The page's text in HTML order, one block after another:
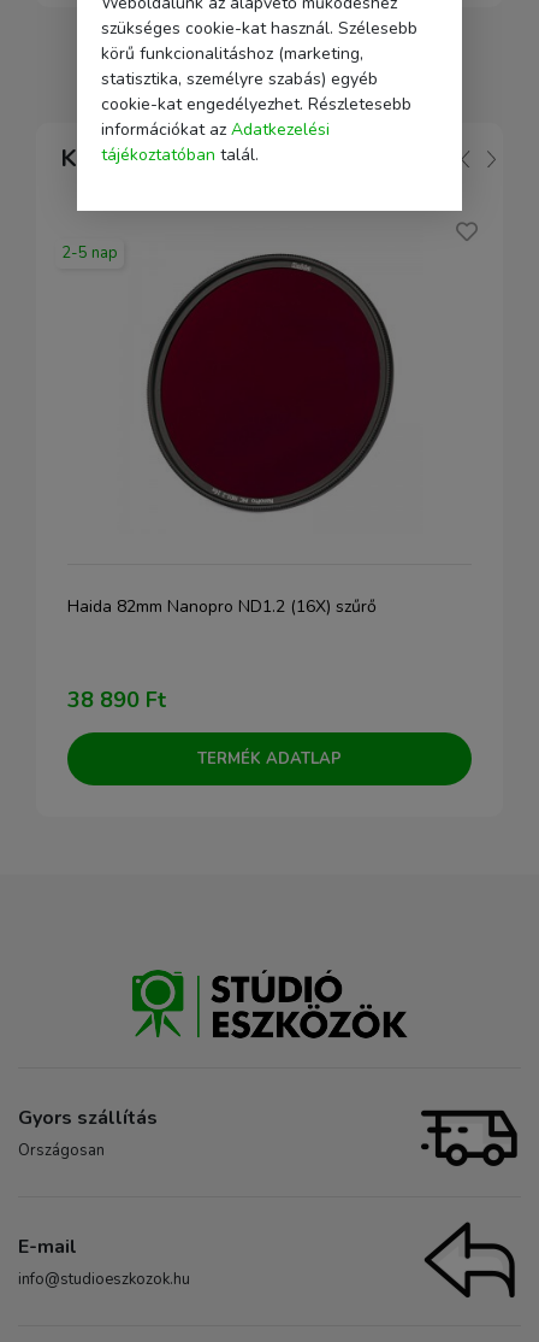
Kapcsolódó
2-5 nap
Haida 82mm Nanopro ND1.2 (16X) szűrő
38 890 Ft
TERMÉK ADATLAP
Gyors szállítás
Országosan
E-mail
info@studioeszkozok.hu
szükséges cookie-kat használ. Szélesebb
körű funkcionalitáshoz (marketing,
statisztika, személyre szabás) egyéb
cookie-kat engedélyezhet. Részletesebb
információkat az Adatkezelési
tájékoztatóban talál.